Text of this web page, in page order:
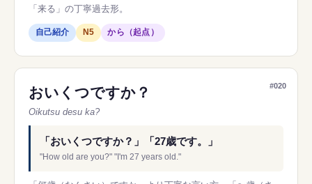
「来る」の丁寧過去形。
自己紹介 N5 から（起点）
#020
おいくつですか？
Oikutsu desu ka?
「おいくつですか？」「27歳です。」
"How old are you?" "I'm 27 years old."